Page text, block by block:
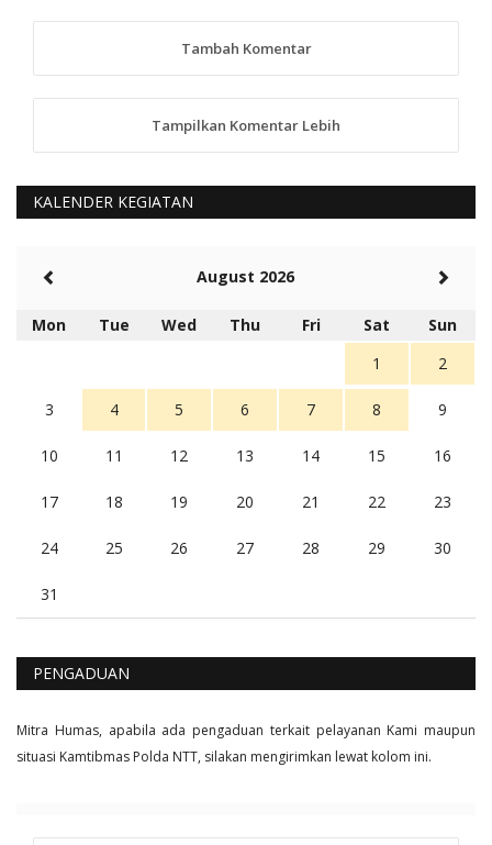
TKS atas saran dan masukannya, akan kami
tindaklanjuti
anggy (anakkaos@gmail.com)
Kami perantu bisa baca langsung terkait Pilkada Sumba
5 tahun Yang lalu
Rambu (rambu03@gmail.com)
Berita Polres Sumba Barat Mantap
5 tahun Yang lalu
Balas
16
Tambah Komentar
Tampilkan Komentar Lebih
KALENDER KEGIATAN
August 2026
Mon Tue Wed Thu Fri Sat
Sun
1
2
3 4 5 6 7 8 9
10 11 12 13 14 15 16
17 18 19 20 21 22 23
24 25 26 27 28 29 30
31
PENGADUAN
Mitra Humas, apabila ada pengaduan terkait pelayanan Kami maupun
situasi Kamtibmas Polda NTT, silakan mengirimkan lewat kolom ini.